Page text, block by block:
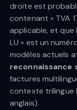
droite est
contenant « TVA
applicable, et que
LU » est un
modèles actuels
reconnaissance
factures
contexte trilingue
anglais).